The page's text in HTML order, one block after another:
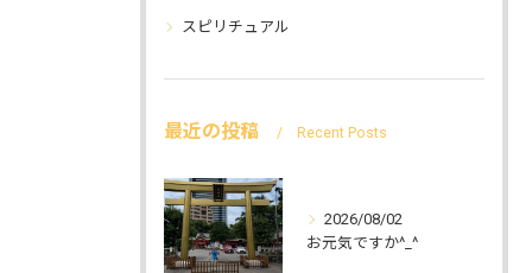
スピリチュアル
最近の投稿 Recent Posts
2026/08/02
お元気ですか^_^